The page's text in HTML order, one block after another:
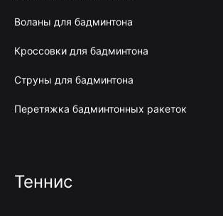
Воланы для бадминтона
Кроссовки для бадминтона
Струны для бадминтона
Перетяжка бадминтонных ракеток
Теннис